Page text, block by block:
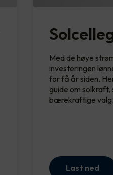
Med de høye
investeringen
for få år siden.
guide om solkraft,
bærekraftige valg.
Last ned